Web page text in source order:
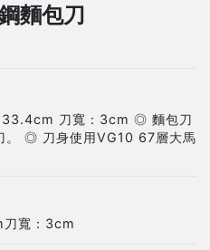
麵包刀
刀寬：3cm ◎ 麵包刀
。 ◎ 刀身使用VG10 67層大馬
寬：3cm